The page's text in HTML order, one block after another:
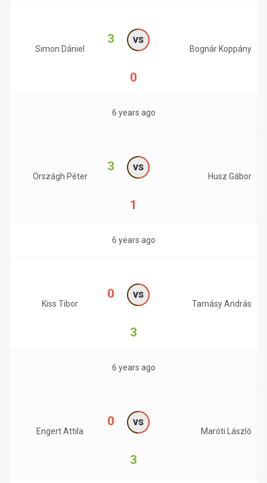
Simon Dániel
3 vs
0
Bognár Koppány
6 years ago
Országh Péter
3 vs
1
Husz Gábor
6 years ago
Kiss Tibor
0 vs
3
Tamásy András
6 years ago
Engert Attila
0 vs
3
Maróti László